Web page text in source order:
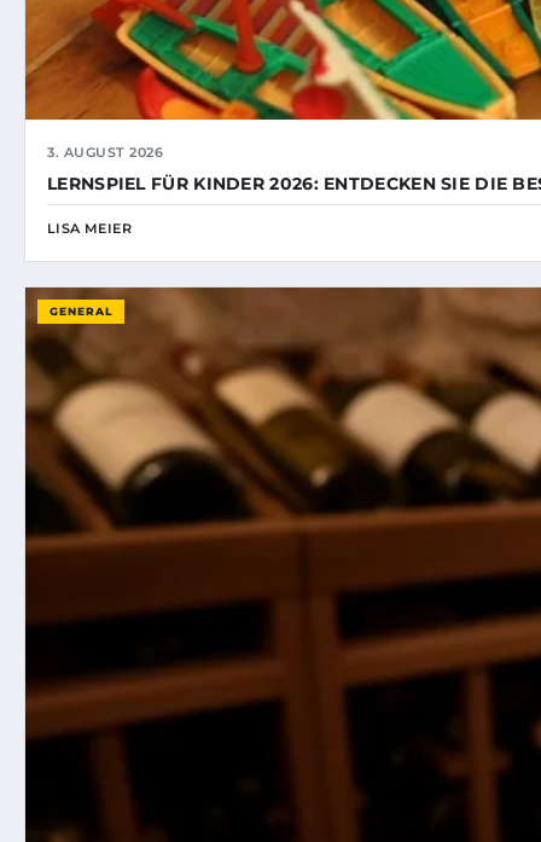
3. AUGUST 2026
LERNSPIEL FÜR KINDER 2026: ENTDECKEN SIE DIE
LISA MEIER
GENERAL